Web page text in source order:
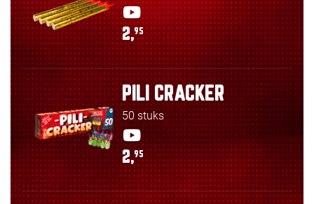
2,95
PILI CRACKER
50 stuks
2,95